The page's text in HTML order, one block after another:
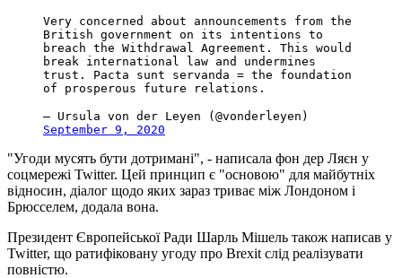
Very concerned about announcements from the
British government on its intentions to
breach the Withdrawal Agreement. This would
break international law and undermines
trust. Pacta sunt servanda = the foundation
of prosperous future relations.
— Ursula von der Leyen (@vonderleyen)
September 9, 2020
"Угоди мусять бути дотримані", - написала фон дер Ляєн у
соцмережі Twitter. Цей принцип є "основою" для майбутніх
відносин, діалог щодо яких зараз триває між Лондоном і
Брюсселем, додала вона.
Президент Європейської Ради Шарль Мішель також написав у
Twitter, що ратифіковану угоду про Brexit слід реалізувати
повністю.